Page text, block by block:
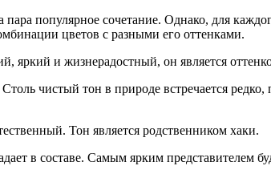
популярное сочетание. Однако, для
цветов с разными его оттенками.
яркий и жизнерадостный, он является
чистый тон в природе встречается
Тон является родственником хаки.
в составе. Самым ярким представителем